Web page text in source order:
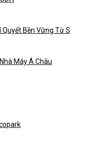
Quyết Bền Vững Từ S
Máy Á Châu